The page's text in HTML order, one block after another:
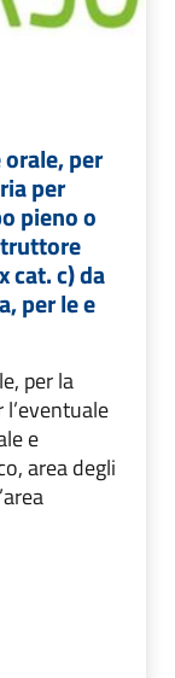
per
per
pieno o
cat. c) da
per le e
per la
e
area degli